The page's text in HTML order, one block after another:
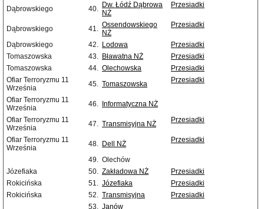
Dąbrowskiego
40. Dw. Łódź Dąbrowa
NŻ
Przesiadki
Dąbrowskiego 41. Ossendowskiego
NŻ
Przesiadki
Dąbrowskiego 42. Lodowa
Przesiadki
Tomaszowska
43. Bławatna NŻ
Przesiadki
Tomaszowska
44. Olechowska
Przesiadki
Ofiar Terroryzmu 11
Września
45. Tomaszowska Przesiadki
Ofiar Terroryzmu 11
Września
46.
Informatyczna NŻ
Ofiar Terroryzmu 11
Września
47. Transmisyjna NŻ Przesiadki
Ofiar Terroryzmu 11
Września
48. Dell NŻ Przesiadki
49. Olechów
Józefiaka
50. Zakładowa NŻ
Przesiadki
Rokicińska
51. Józefiaka
Przesiadki
Rokicińska
52. Transmisyjna
Przesiadki
53. Janów